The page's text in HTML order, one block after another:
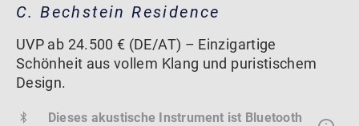
C. Bechstein Residence
UVP ab 24.500 € (DE/AT) – Einzigartige
Schönheit aus vollem Klang und puristischem
Design.
Dieses akustische Instrument ist Bluetooth